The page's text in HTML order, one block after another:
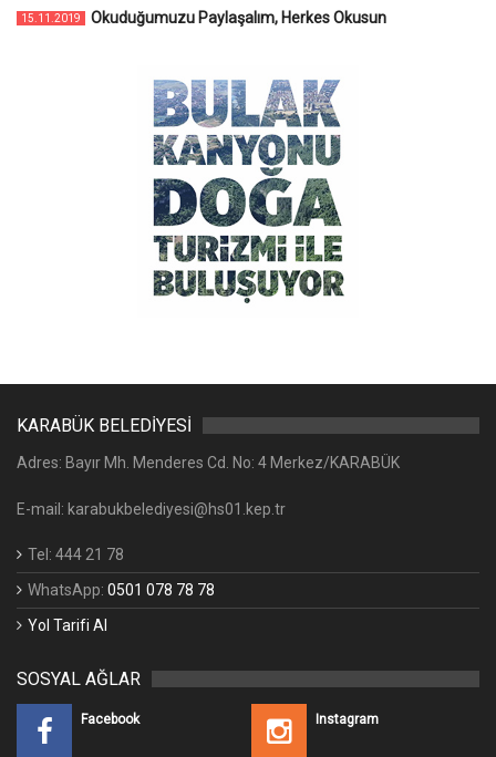
15.11.2019 Okuduğumuzu Paylaşalım, Herkes Okusun
KARABÜK BELEDİYESİ
Adres: Bayır Mh. Menderes Cd. No: 4 Merkez/KARABÜK
E-mail: karabukbelediyesi@hs01.kep.tr
Tel: 444 21 78
WhatsApp: 0501 078 78 78
Yol Tarifi Al
SOSYAL AĞLAR
Facebook Instagram